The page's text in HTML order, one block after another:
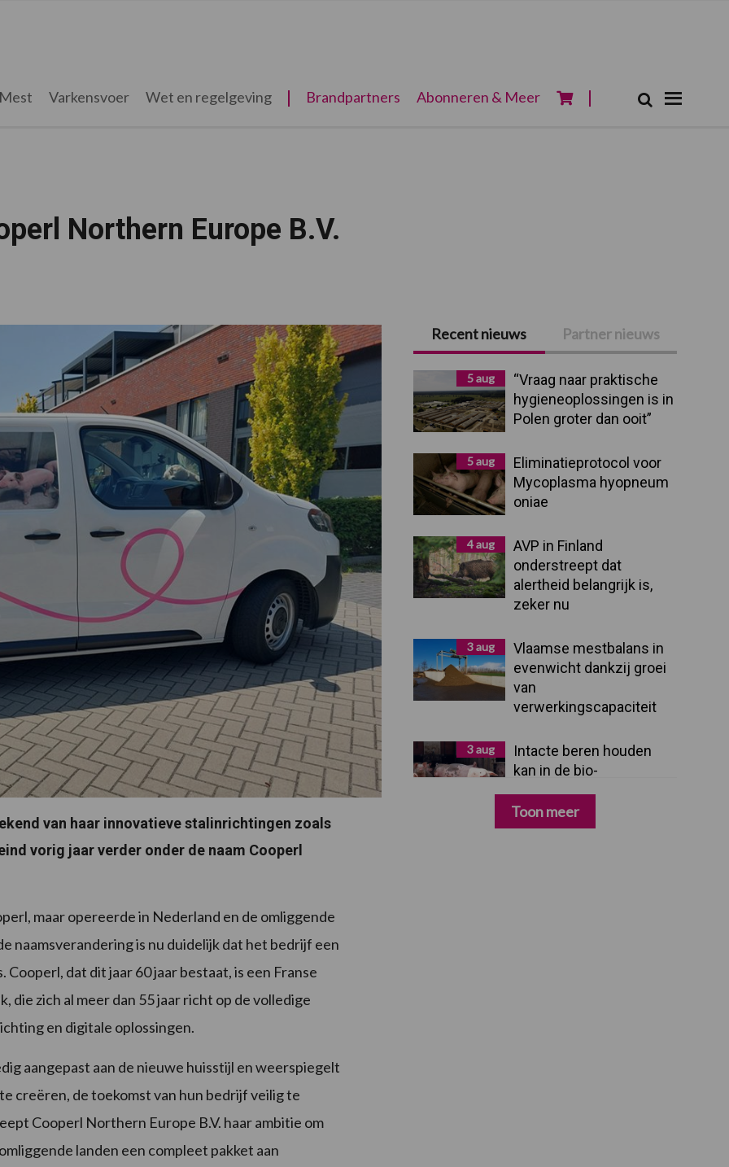
Mest Varkensvoer Wet en regelgeving Brandpartners Abonneren & Meer Zoek
Northern Europe B.V.
van haar innovatieve stalinrichtingen zoals
vorig jaar verder onder de naam Cooperl
maar opereerde in Nederland en de omliggende
naamsverandering is nu duidelijk dat het bedrijf een
dat dit jaar 60 jaar bestaat, is een Franse
zich al meer dan 55 jaar richt op de volledige
en digitale oplossingen.
aangepast aan de nieuwe huisstijl en weerspiegelt
creëren, de toekomst van hun bedrijf veilig te
Cooperl Northern Europe B.V. haar ambitie om
landen een compleet pakket aan
Primaire
Sidebar
Recent nieuws Partner nieuws
5 aug
“Vraag naar praktische
hygieneoplossingen is in
Polen groter dan ooit”
5 aug
Eliminatieprotocol voor
Mycoplasma hyopneum
oniae
4 aug
AVP in Finland
onderstreept dat
alertheid belangrijk is,
zeker nu
3 aug
Vlaamse mestbalans in
evenwicht dankzij groei
van
verwerkingscapaciteit
3 aug
Intacte beren houden
kan in de bio-
varkenshouderij, maar
dan moet alles kloppen
Toon meer